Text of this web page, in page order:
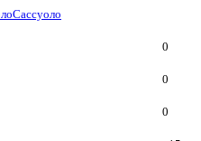
Сассуоло
0
0
0